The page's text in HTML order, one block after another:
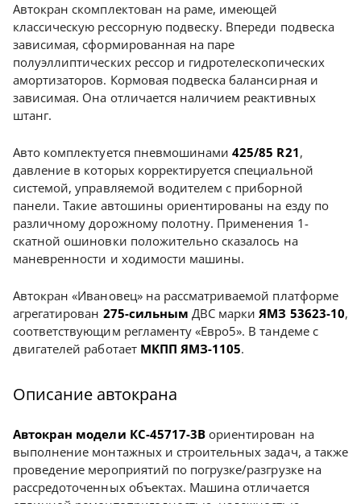
Автокран скомплектован на раме, имеющей
классическую рессорную подвеску. Впереди подвеска
зависимая, сформированная на паре
полуэллиптических рессор и гидротелескопических
амортизаторов. Кормовая подвеска балансирная и
зависимая. Она отличается наличием реактивных
штанг.
Авто комплектуется пневмошинами 425/85 R21,
давление в которых корректируется специальной
системой, управляемой водителем с приборной
панели. Такие автошины ориентированы на езду по
различному дорожному полотну. Применения 1-
скатной ошиновки положительно сказалось на
маневренности и ходимости машины.
Автокран «Ивановец» на рассматриваемой платформе
агрегатирован 275-сильным ДВС маркиЯМЗ 53623-10,
соответствующим регламенту «Евро5». В тандеме с
двигателей работает МКПП ЯМЗ-1105.
Описание автокрана
Автокран модели КС-45717-3В ориентирован на
выполнение монтажных и строительных задач, а также
проведение мероприятий по погрузке/разгрузке на
рассредоточенных объектах. Машина отличается